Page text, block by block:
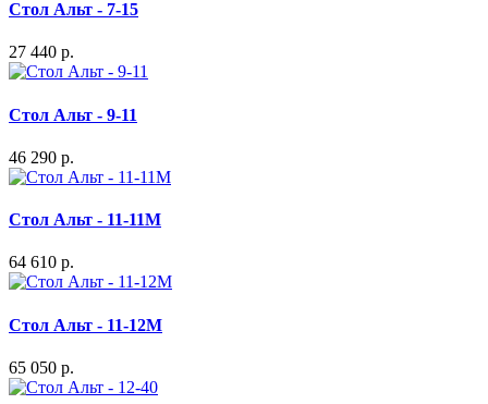
Стол Альт - 7-15
27 440 р.
Стол Альт - 9-11
46 290 р.
Стол Альт - 11-11М
64 610 р.
Стол Альт - 11-12М
65 050 р.